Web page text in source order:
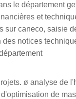
le département
et
sur caneco, saisie
notices
ø analyse de
de